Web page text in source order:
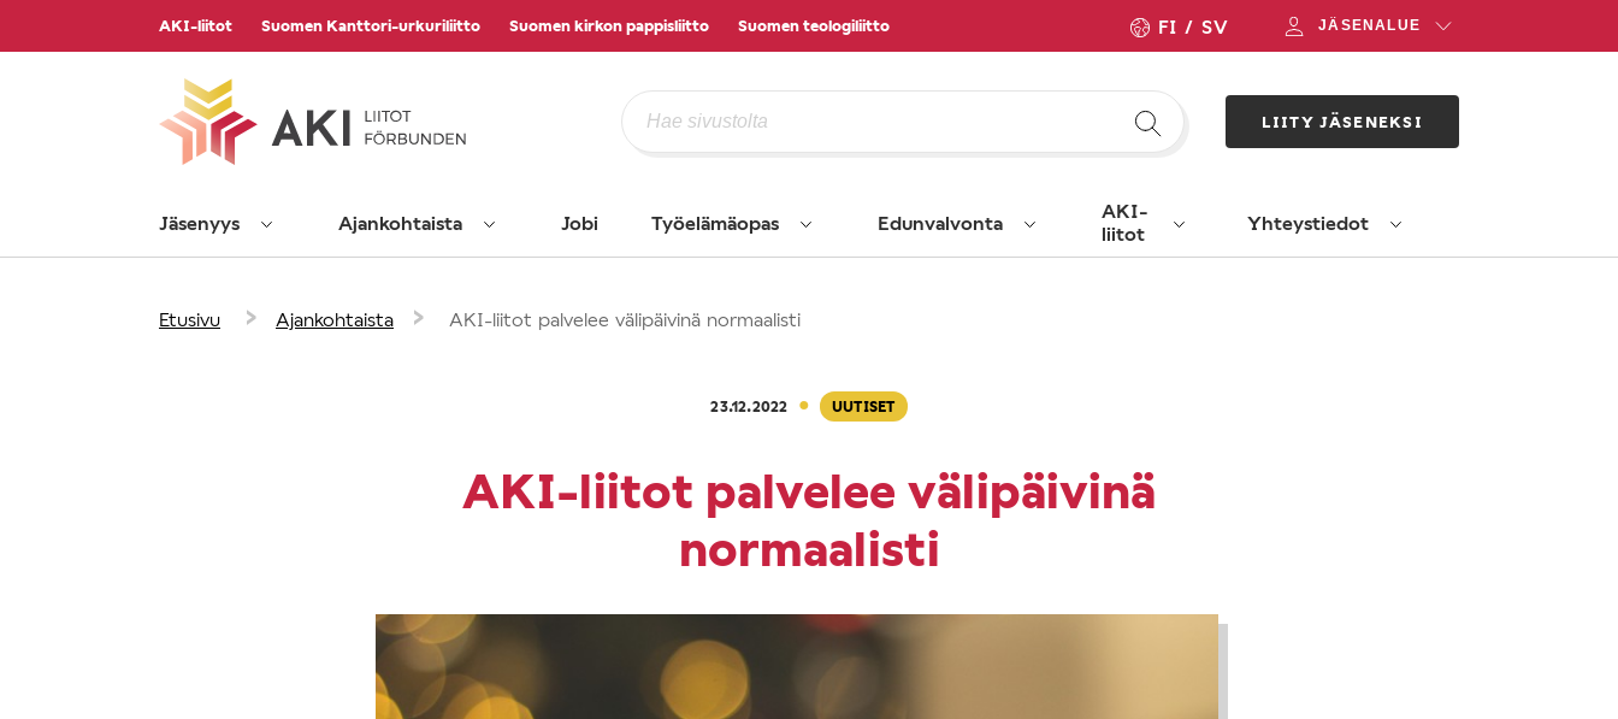
AKI-liitot Suomen Kanttori-urkuriliitto Suomen kirkon pappisliitto Suomen teologiliitto FI SV JÄSENALUE
LIITY JÄSENEKSI
Jäsenyys Ajankohtaista Jobi Työelämäopas Edunvalvonta
AKI-
liitot
Yhteystiedot
Etusivu › Ajankohtaista › AKI-liitot palvelee välipäivinä normaalisti
23.12.2022 · UUTISET
AKI-liitot palvelee välipäivinä
normaalisti